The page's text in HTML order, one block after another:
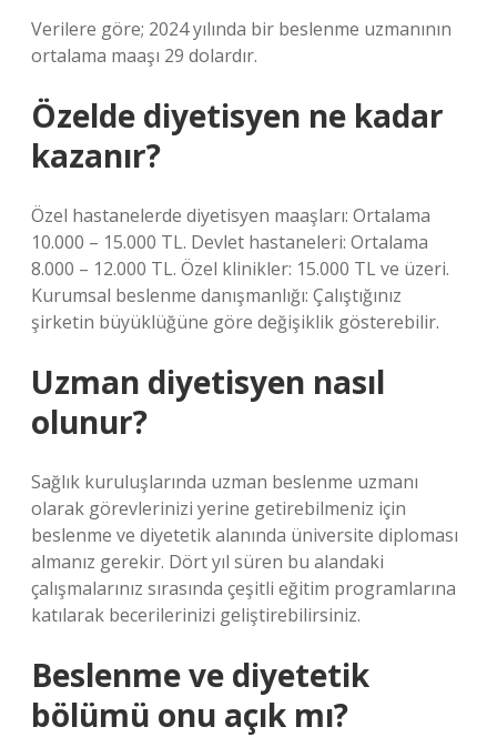
Verilere göre; 2024 yılında bir beslenme uzmanının
ortalama maaşı 29 dolardır.
Özelde diyetisyen ne kadar
kazanır?
Özel hastanelerde diyetisyen maaşları: Ortalama
10.000 – 15.000 TL. Devlet hastaneleri: Ortalama
8.000 – 12.000 TL. Özel klinikler: 15.000 TL ve üzeri.
Kurumsal beslenme danışmanlığı: Çalıştığınız
şirketin büyüklüğüne göre değişiklik gösterebilir.
Uzman diyetisyen nasıl
olunur?
Sağlık kuruluşlarında uzman beslenme uzmanı
olarak görevlerinizi yerine getirebilmeniz için
beslenme ve diyetetik alanında üniversite diploması
almanız gerekir. Dört yıl süren bu alandaki
çalışmalarınız sırasında çeşitli eğitim programlarına
katılarak becerilerinizi geliştirebilirsiniz.
Beslenme ve diyetetik
bölümü onu açık mı?